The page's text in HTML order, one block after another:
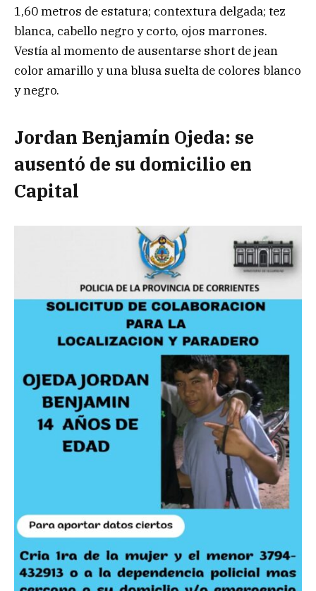
1,60 metros de estatura; contextura delgada; tez
blanca, cabello negro y corto, ojos marrones.
Vestía al momento de ausentarse short de jean
color amarillo y una blusa suelta de colores blanco
y negro.
Jordan Benjamín Ojeda: se
ausentó de su domicilio en
Capital